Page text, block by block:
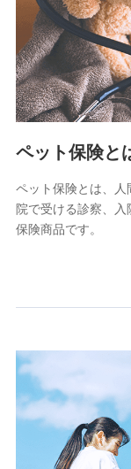
マニュライフ
（https://
三井住友海上
（https://
メットライフ
(https://
（https://
■少額短期保
株式会社アシ
(https://
スマートプ
（https://
チューリッヒ
(https://
Tokio Marine
(https://
ペット保険と
ペット保険とは、
院で受ける診察、
保険商品です。